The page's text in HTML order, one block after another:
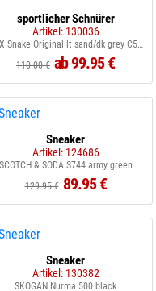
sportlicher Schnürer
Artikel: 130036
GEOX Snake Original lt sand/dk grey C5V9F
110.00 € ab 99.95 €
Sneaker
Artikel: 124686
SCOTCH & SODA S744 army green
129.95 € 89.95 €
Sneaker
Artikel: 130382
SKOGAN Nurma 500 black